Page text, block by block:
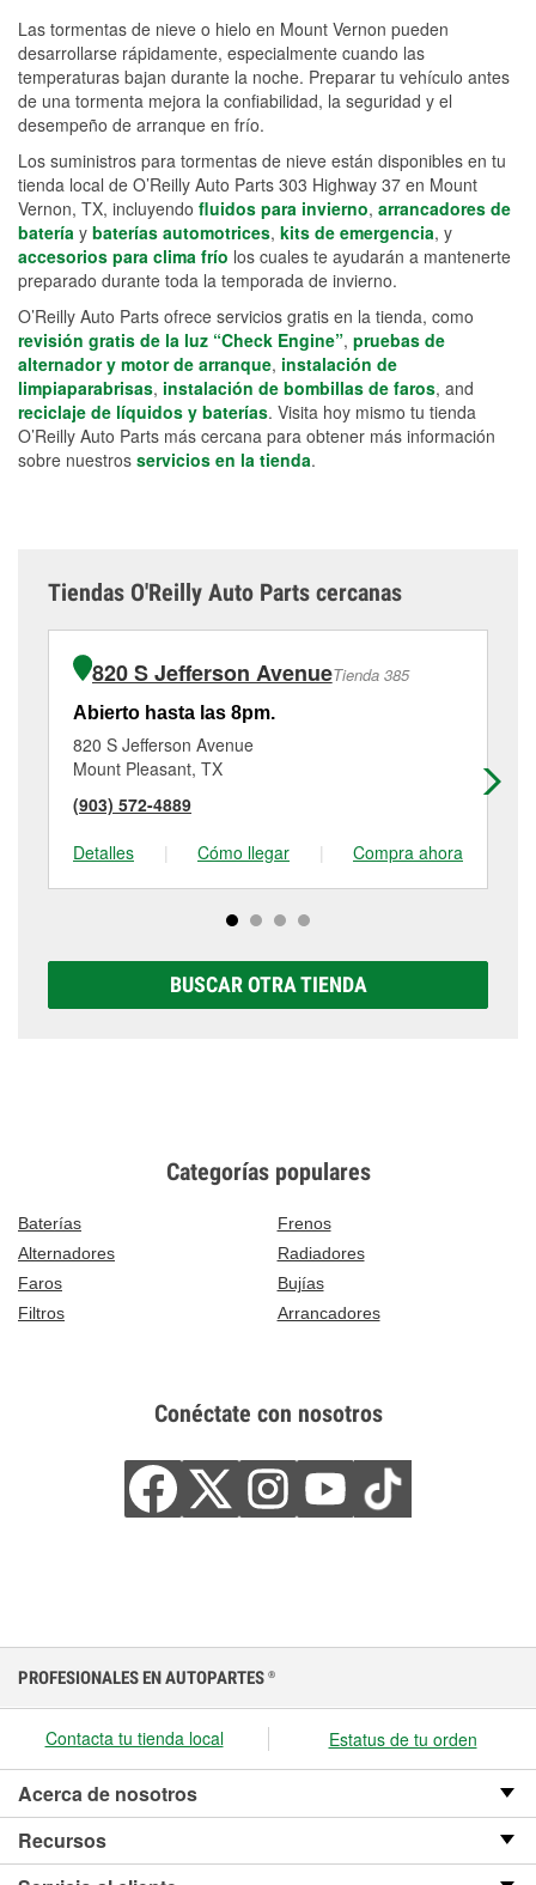
Las tormentas de nieve o hielo en Mount Vernon pueden
desarrollarse rápidamente, especialmente cuando las
temperaturas bajan durante la noche. Preparar tu vehículo antes
de una tormenta mejora la confiabilidad, la seguridad y el
desempeño de arranque en frío.
Los suministros para tormentas de nieve están disponibles en tu
tienda local de O’Reilly Auto Parts 303 Highway 37 en Mount
Vernon, TX, incluyendo fluidos para invierno, arrancadores de
batería y baterías automotrices, kits de emergencia, y
accesorios para clima frío los cuales te ayudarán a mantenerte
preparado durante toda la temporada de invierno.
O’Reilly Auto Parts ofrece servicios gratis en la tienda, como
revisión gratis de la luz “Check Engine”, pruebas de
alternador y motor de arranque, instalación de
limpiaparabrisas, instalación de bombillas de faros, and
reciclaje de líquidos y baterías. Visita hoy mismo tu tienda
O’Reilly Auto Parts más cercana para obtener más información
sobre nuestros servicios en la tienda.
Tiendas O'Reilly Auto Parts cercanas
820 S Jefferson AvenueTienda 385
Abierto hasta las 8pm.
820 S Jefferson Avenue
Mount Pleasant, TX
(903) 572-4889
Detalles
| Cómo llegar | Compra ahora
BUSCAR OTRA TIENDA
Categorías populares
Baterías
Frenos
Alternadores
Radiadores
Faros
Bujías
Filtros
Arrancadores
Conéctate con nosotros
PROFESIONALES EN AUTOPARTES ®
Contacta tu tienda local Estatus de tu orden
Acerca de nosotros
Recursos